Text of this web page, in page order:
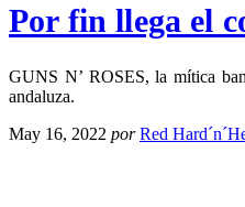
Por fin llega el
GUNS N’ ROSES, la mítica
andaluza.
May 16, 2022 por Red